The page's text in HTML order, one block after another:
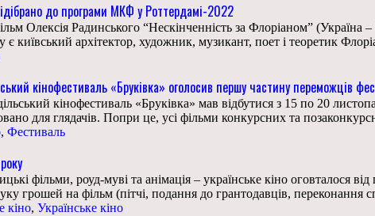
до програми МКФ у Роттердамі-2022
Олексія Радинського “Нескінченність за Флоріаном”
київський архітектор, художник, музикант, поет і теоретик
кінофестиваль «Бруківка» оголосив першу частину переможців
кінофестиваль «Бруківка» мав відбутися з 15 по 20
для глядачів. Попри це, усі фільми конкурсних та
, Фестиваль
фільми, роуд-муві та анімація – українське кіно оговталося
грошей на фільм (пітчі, подання до грантодавців, переконання
кіно, Українське кіно